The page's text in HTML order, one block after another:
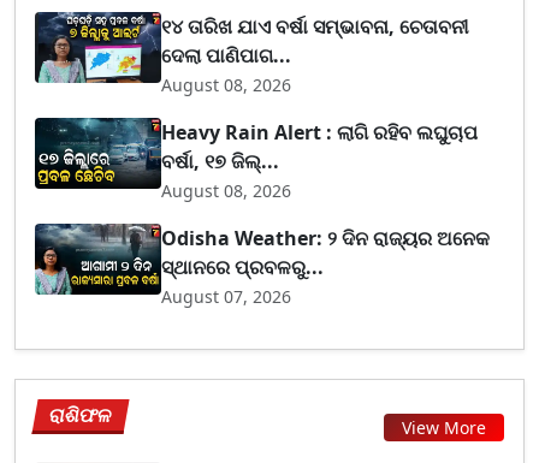
୧୪ ତାରିଖ ଯାଏ ବର୍ଷା ସମ୍ଭାବନା, ଚେତାବନୀ
ଦେଲା ପାଣିପାଗ...
August 08, 2026
Heavy Rain Alert : ଲାଗି ରହିବ ଲଘୁଚାପ
ବର୍ଷା, ୧୭ ଜିଲ୍...
August 08, 2026
Odisha Weather: ୨ ଦିନ ରାଜ୍ୟର ଅନେକ
ସ୍ଥାନରେ ପ୍ରବଳରୁ...
August 07, 2026
ରାଶିଫଳ View More